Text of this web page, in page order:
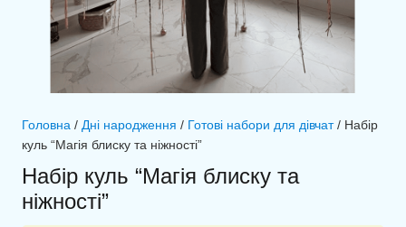
Головна / Дні народження / Готові набори для дівчат/ Набір
куль “Магія блиску та ніжності”
Набір куль “Магія блиску та
ніжності”